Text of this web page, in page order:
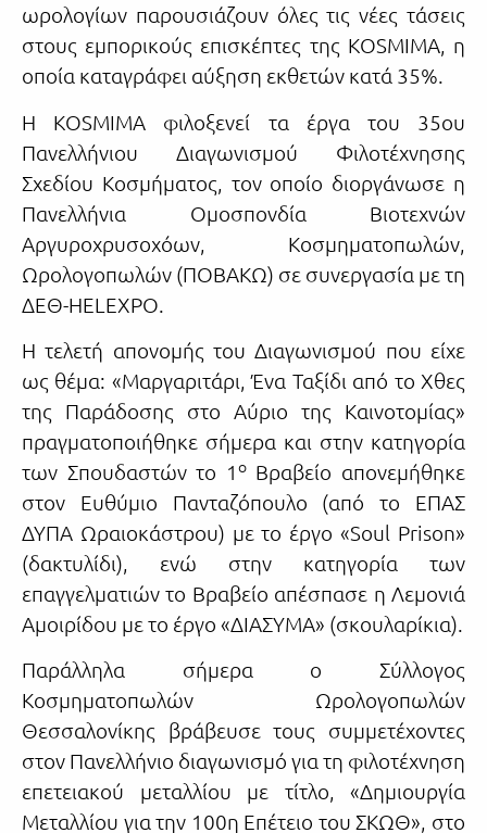
ωρολογίων παρουσιάζουν όλες τις νέες τάσεις
στους εμπορικούς επισκέπτες της KOSMIMA, η
οποία καταγράφει αύξηση εκθετών κατά 35%.
Η KOSMIMA φιλοξενεί τα έργα του 35ου
Πανελλήνιου Διαγωνισμού Φιλοτέχνησης
Σχεδίου Κοσμήματος, τον οποίο διοργάνωσε η
Πανελλήνια Ομοσπονδία Βιοτεχνών
Aργυροχρυσοxόων, Κοσμηματοπωλών,
Ωρολογοπωλών (ΠΟΒΑΚΩ) σε συνεργασία με τη
ΔΕΘ-HELEXPO.
Η τελετή απονομής του Διαγωνισμού που είχε
ως θέμα: «Μαργαριτάρι, Ένα Ταξίδι από το Χθες
της Παράδοσης στο Αύριο της Καινοτομίας»
πραγματοποιήθηκε σήμερα και στην κατηγορία
των Σπουδαστών το 1 οΒραβείο απονεμήθηκε
στον Ευθύμιο Πανταζόπουλο (από το ΕΠΑΣ
ΔΥΠΑ Ωραιοκάστρου) με το έργο «Soul Prison»
(δακτυλίδι), ενώ στην κατηγορία των
επαγγελματιών το Βραβείο απέσπασε η Λεμονιά
Αμοιρίδου με το έργο «ΔΙΑΣΥΜΑ» (σκουλαρίκια).
Παράλληλα σήμερα ο Σύλλογος
Κοσμηματοπωλών Ωρολογοπωλών
Θεσσαλονίκης βράβευσε τους συμμετέχοντες
στον Πανελλήνιο διαγωνισμό για τη φιλοτέχνηση
επετειακού μεταλλίου με τίτλο, «Δημιουργία
Μεταλλίου για την 100η Επέτειο του ΣΚΩΘ», στο